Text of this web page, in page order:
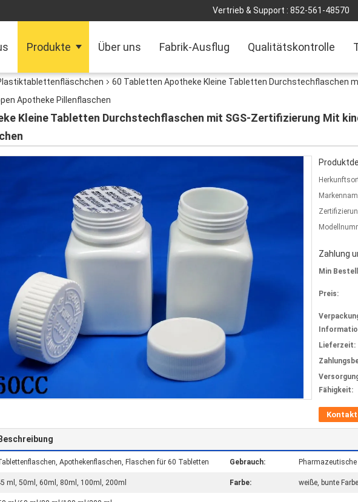
Vertrieb & Support : 852-561-48570
Produkte Über uns Fabrik-Ausflug Qualitätskontrolle
60 Tabletten Apotheke Kleine Tabletten Durchstechflaschen
Apotheke Pillenflaschen
Kleine Tabletten Durchstechflaschen mit SGS-Zertifizierung Mit
Zahlung
Min
Preis:
Lieferzeit:
Fähigkeit:
Kontakt
Apothekenflaschen, Flaschen für 60 Tabletten Gebrauch:
ml, 50ml, 60ml, 80ml, 100ml, 200ml Farbe: weiße, bunte